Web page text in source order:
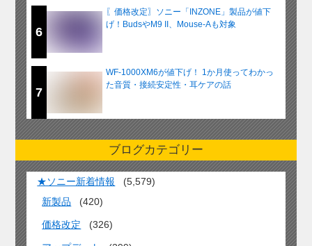
6
〖価格改定〗ソニー「INZONE」製品が値下
げ！BudsやM9 II、Mouse-Aも対象
7
WF-1000XM6が値下げ！ 1か月使ってわかっ
た音質・接続安定性・耳ケアの話
ブログカテゴリー
★ソニー新着情報
(5,579)
新製品
(420)
価格改定 (326)